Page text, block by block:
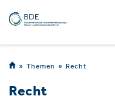
Themen Recht
Recht